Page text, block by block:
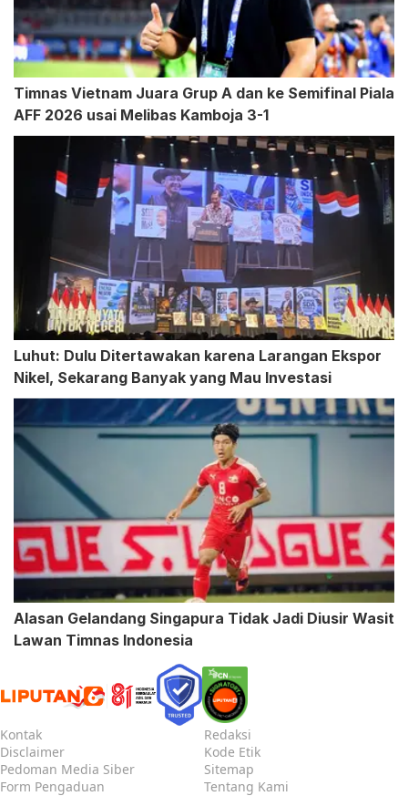
Timnas Vietnam Juara Grup A dan ke Semifinal Piala
AFF 2026 usai Melibas Kamboja 3-1
Luhut: Dulu Ditertawakan karena Larangan Ekspor
Nikel, Sekarang Banyak yang Mau Investasi
Alasan Gelandang Singapura Tidak Jadi Diusir Wasit
Lawan Timnas Indonesia
Kontak
Redaksi
Disclaimer
Kode Etik
Pedoman Media Siber
Sitemap
Form Pengaduan
Tentang Kami